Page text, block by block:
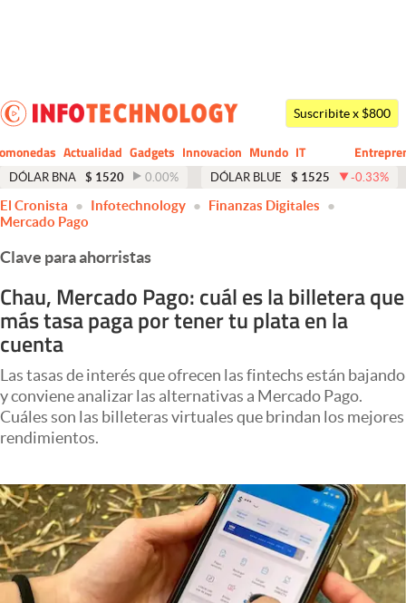
Dólar
Economía y Política
Finanzas y Mercados
Columnistas
Otras secciones
Apertura
Infotechnology
Clima
Mundial 2026
Eventos Corporativos
El Cronista Studio
Suscribite x $800
Actualidad Gadgets Innovacion Mundo
CIO
IT
Business
DÓLAR BNA $ 1520 0.00% DÓLAR BLUE $ 1525 -0.33%
El Cronista Infotechnology
Finanzas Digitales
Mercado Pago
Clave para ahorristas
Chau, Mercado Pago: cuál es la billetera que
más tasa paga por tener tu plata en la
cuenta
Las tasas de interés que ofrecen las fintechs están bajando
y conviene analizar las alternativas a Mercado Pago.
Cuáles son las billeteras virtuales que brindan los mejores
rendimientos.